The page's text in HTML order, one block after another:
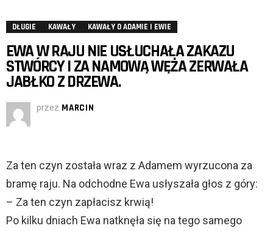
DŁUGIE KAWAŁY KAWAŁY O ADAMIE I EWIE
EWA W RAJU NIE USŁUCHAŁA ZAKAZU
STWÓRCY I ZA NAMOWĄ WĘŻA ZERWAŁA
JABŁKO Z DRZEWA.
przez MARCIN
Za ten czyn została wraz z Adamem wyrzucona za
bramę raju. Na odchodne Ewa usłyszała głos z góry:
– Za ten czyn zapłacisz krwią!
Po kilku dniach Ewa natknęła się na tego samego